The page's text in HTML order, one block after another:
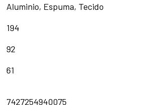
Aluminio, Espuma, Tecido
194
92
61
7427254940075